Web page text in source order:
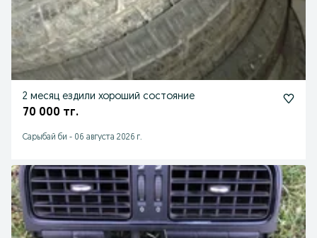
2 месяц ездили хороший состояние
70 000 тг.
Сарыбай би - 06 августа 2026 г.